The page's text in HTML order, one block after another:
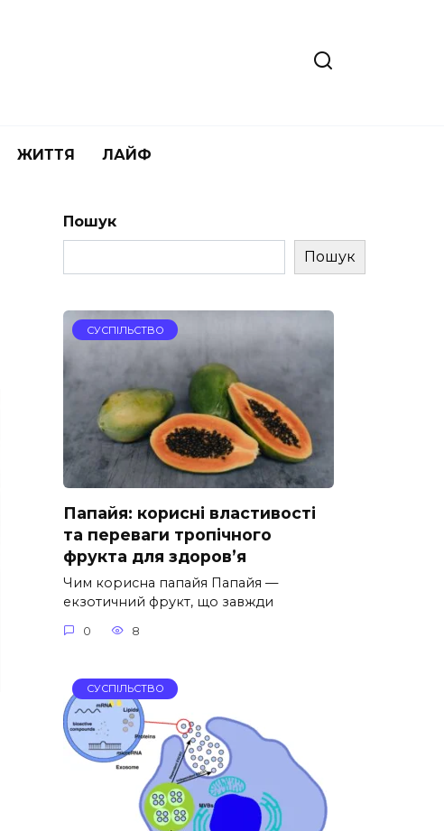
ЖИТТЯ ЛАЙФ
Пошук
Пошук
СУСПІЛЬСТВО
Папайя: корисні властивості
та переваги тропічного
фрукта для здоров’я
Чим корисна папайя Папайя —
екзотичний фрукт, що завжди
0 8
СУСПІЛЬСТВО